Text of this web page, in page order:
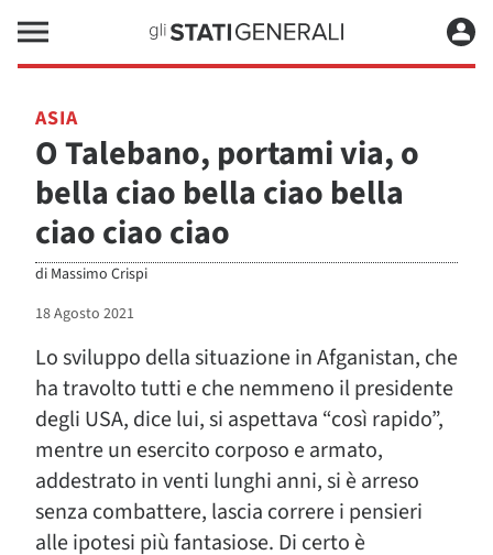
ASIA
O Talebano, portami via, o
bella ciao bella ciao bella
ciao ciao ciao
di Massimo Crispi
18 Agosto 2021
Lo sviluppo della situazione in Afganistan, che
ha travolto tutti e che nemmeno il presidente
degli USA, dice lui, si aspettava “così rapido”,
mentre un esercito corposo e armato,
addestrato in venti lunghi anni, si è arreso
senza combattere, lascia correre i pensieri
alle ipotesi più fantasiose. Di certo è